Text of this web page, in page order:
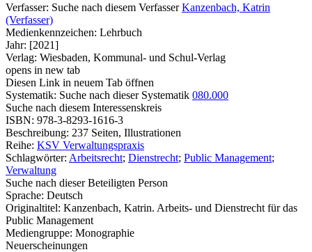
Verfasser: Suche nach diesem Verfasser Kanzenbach, Katrin
(Verfasser)
Medienkennzeichen: Lehrbuch
Jahr: [2021]
Verlag: Wiesbaden, Kommunal- und Schul-Verlag
opens in new tab
Diesen Link in neuem Tab öffnen
Systematik: Suche nach dieser Systematik 080.000
Suche nach diesem Interessenskreis
ISBN: 978-3-8293-1616-3
Beschreibung: 237 Seiten, Illustrationen
Reihe: KSV Verwaltungspraxis
Schlagwörter: Arbeitsrecht; Dienstrecht; Public Management;
Verwaltung
Suche nach dieser Beteiligten Person
Sprache: Deutsch
Originaltitel: Kanzenbach, Katrin. Arbeits- und Dienstrecht für das
Public Management
Mediengruppe: Monographie
Neuerscheinungen